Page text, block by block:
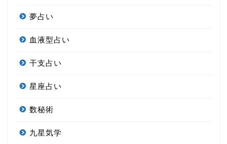
夢占い
血液型占い
干支占い
星座占い
数秘術
九星気学